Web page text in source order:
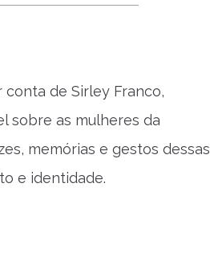
de Sirley Franco,
sobre as mulheres da
memórias e gestos dessas
e identidade.